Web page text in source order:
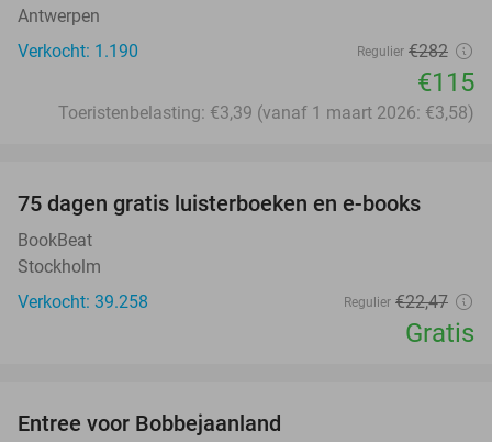
Antwerpen
Verkocht: 1.190
Regulier €282
€115
Toeristenbelasting: €3,39 (vanaf 1 maart 2026: €3,58)
75 dagen gratis luisterboeken en e-books
BookBeat
Stockholm
Verkocht: 39.258
Regulier €22,47
Gratis
Entree voor Bobbejaanland